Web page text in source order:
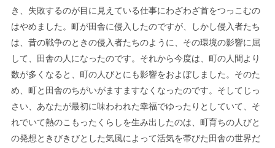
き、失敗するのが目に見えている仕事にわざわざ首をつっこむの
はやめました。町が田舎に侵入したのですが、しかし侵入者たち
は、昔の戦争のときの侵入者たちのように、その環境の影響に屈
して、田舎の人になったのです。それから今度は、町の人間より
数が多くなると、町の人びとにも影響をおよぼしました。そのた
め、町と田舎のちがいがますますなくなったのです。そしてじっ
さい、あなたが最初に味わわれた幸福でゆったりとしていて、そ
れでいて熱のこもったくらしを生み出したのは、町育ちの人びと
の発想ときびきびとした気風によって活気を帯びた田舎の世界だ